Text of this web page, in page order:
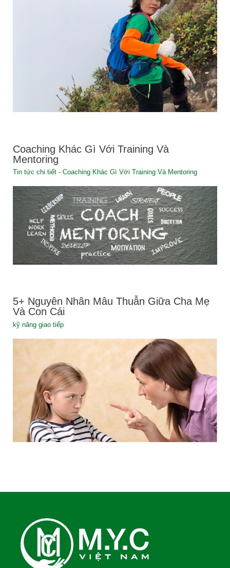
Coaching Khác Gì Với Training Và
Mentoring
Tin tức chi tiết - Coaching Khác Gì Với Training Và Mentoring
5+ Nguyên Nhân Mâu Thuẫn Giữa Cha Mẹ
Và Con Cái
kỹ năng giao tiếp